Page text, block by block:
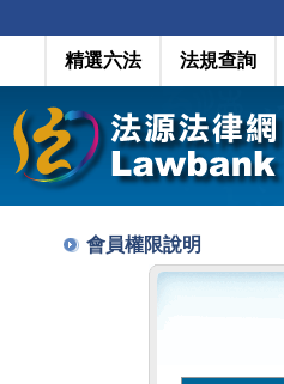
精選六法 法規查詢
會員權限說明